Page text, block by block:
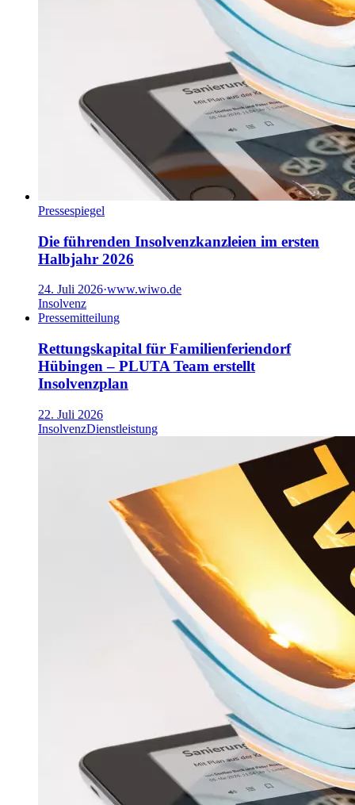
Pressespiegel
Die führenden Insolvenzkanzleien im ersten
Halbjahr 2026
24. Juli 2026·www.wiwo.de
Insolvenz
Pressemitteilung
Rettungskapital für Familienferiendorf
Hübingen – PLUTA Team erstellt
Insolvenzplan
22. Juli 2026
InsolvenzDienstleistung